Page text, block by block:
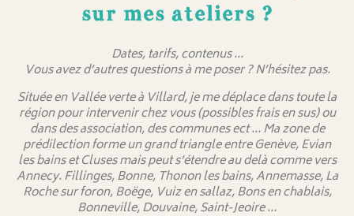
sur mes ateliers ?
Dates, tarifs, contenus …
Vous avez d’autres questions à me poser ? N’hésitez pas.
Située en Vallée verte à Villard, je me déplace dans toute la
région pour intervenir chez vous (possibles frais en sus) ou
dans des association, des communes ect … Ma zone de
prédilection forme un grand triangle entre Genève, Evian
les bains et Cluses mais peut s’étendre au delà comme vers
Annecy. Fillinges, Bonne, Thonon les bains, Annemasse, La
Roche sur foron, Boëge, Vuiz en sallaz, Bons en chablais,
Bonneville, Douvaine, Saint-Jeoire …